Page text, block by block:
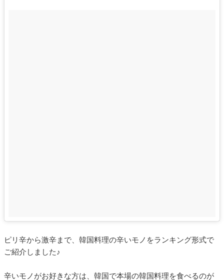
ピリ辛から激辛まで、韓国料理の辛いモノをランキング形式で
ご紹介しました♪
辛いモノがお好きな方は、韓国で本場の韓国料理を食べるのが